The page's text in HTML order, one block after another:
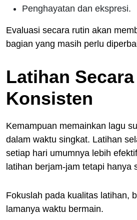
Penghayatan dan ekspresi.
Evaluasi secara rutin akan
bagian yang masih perlu
Latihan Secara
Konsisten
Kemampuan memainkan lagu
dalam waktu singkat. Latihan
setiap hari umumnya lebih
latihan berjam-jam tetapi hanya
Fokuslah pada kualitas latihan,
lamanya waktu bermain.